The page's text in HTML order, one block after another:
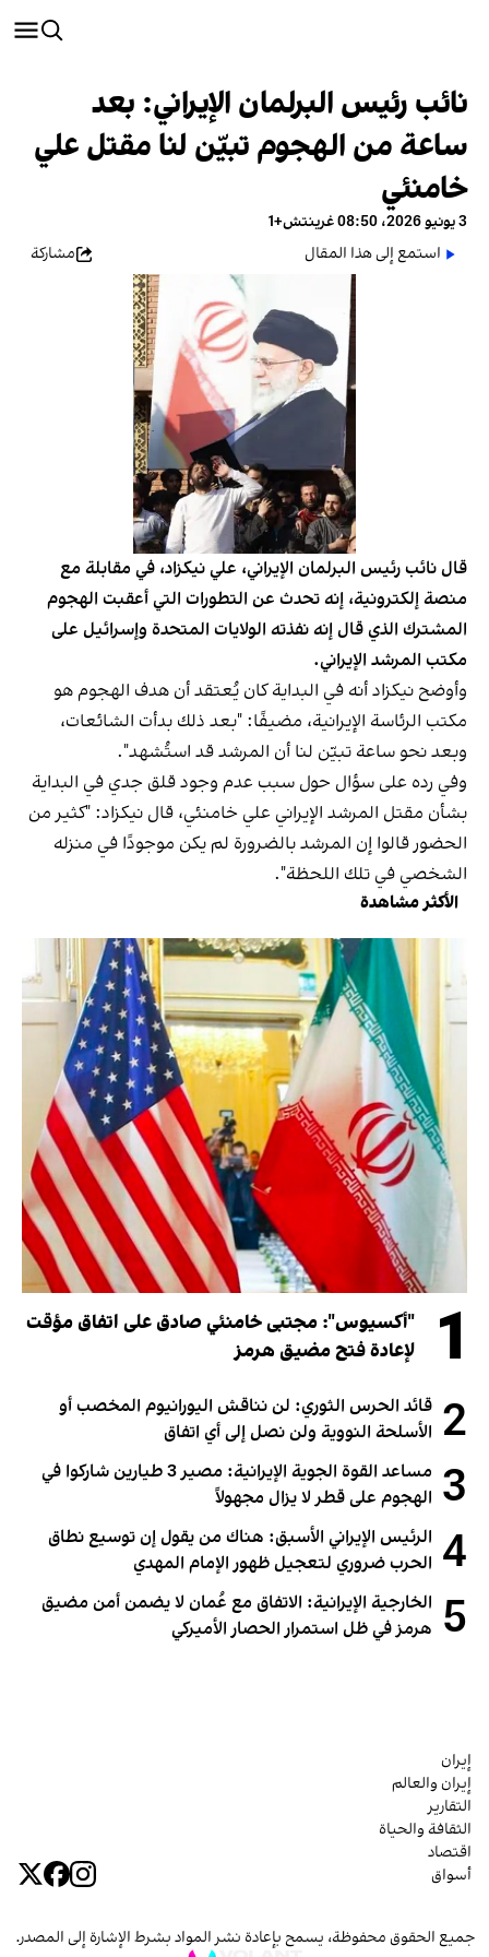
نائب رئيس البرلمان الإيراني: بعد
ساعة من الهجوم تبيّن لنا مقتل علي
خامنئي
3 يونيو 2026، 08:50 غرينتش+1
استمع إلى هذا المقال
مشاركة
قال نائب رئيس البرلمان الإيراني، علي نيكزاد، في مقابلة مع
منصة إلكترونية، إنه تحدث عن التطورات التي أعقبت الهجوم
المشترك الذي قال إنه نفذته الولايات المتحدة وإسرائيل على
مكتب المرشد الإيراني.
وأوضح نيكزاد أنه في البداية كان يُعتقد أن هدف الهجوم هو
مكتب الرئاسة الإيرانية، مضيفًا: "بعد ذلك بدأت الشائعات،
وبعد نحو ساعة تبيّن لنا أن المرشد قد استُشهد".
وفي رده على سؤال حول سبب عدم وجود قلق جدي في البداية
بشأن مقتل المرشد الإيراني علي خامنئي، قال نيكزاد: "كثير من
الحضور قالوا إن المرشد بالضرورة لم يكن موجودًا في منزله
الشخصي في تلك اللحظة".
الأكثر مشاهدة
1
"أكسيوس": مجتبى خامنئي صادق على اتفاق مؤقت
لإعادة فتح مضيق هرمز
2 قائد الحرس الثوري: لن نناقش اليورانيوم المخصب أو
الأسلحة النووية ولن نصل إلى أي اتفاق
3
مساعد القوة الجوية الإيرانية: مصير 3 طيارين شاركوا في
الهجوم على قطر لا يزال مجهولاً
4 الرئيس الإيراني الأسبق: هناك من يقول إن توسيع نطاق
الحرب ضروري لتعجيل ظهور الإمام المهدي
5 الخارجية الإيرانية: الاتفاق مع عُمان لا يضمن أمن مضيق
هرمز في ظل استمرار الحصار الأميركي
إيران
إيران والعالم
التقارير
الثقافة والحياة
اقتصاد
أسواق
جميع الحقوق محفوظة، يسمح بإعادة نشر المواد بشرط الإشارة إلى المصدر.